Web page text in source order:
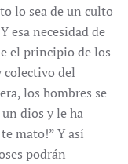
lo sea de un culto
esa necesidad de
el principio de los
del
los hombres se
dios y le ha
mato!” Y así
podrán